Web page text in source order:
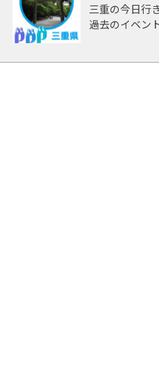
三重の今日行
過去のイベン